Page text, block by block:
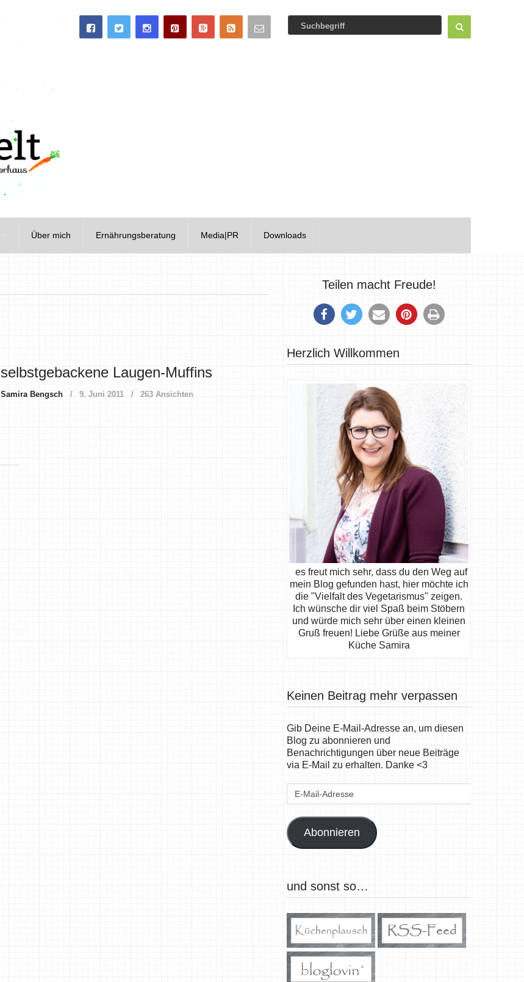
Über mich Ernährungsberatung Media|PR Downloads
selbstgebackene Laugen-Muffins
Samira Bengsch 9. Juni 2011 263 Ansichten
Teilen macht Freude!
Herzlich Willkommen
es freut mich sehr, dass du den Weg auf
mein Blog gefunden hast, hier möchte ich
die "Vielfalt des Vegetarismus" zeigen.
Ich wünsche dir viel Spaß beim Stöbern
und würde mich sehr über einen kleinen
Gruß freuen! Liebe Grüße aus meiner
Küche Samira
Keinen Beitrag mehr verpassen
Gib Deine E-Mail-Adresse an, um diesen
Blog zu abonnieren und
Benachrichtigungen über neue Beiträge
via E-Mail zu erhalten. Danke <3
E-
Abonnieren
und sonst so…